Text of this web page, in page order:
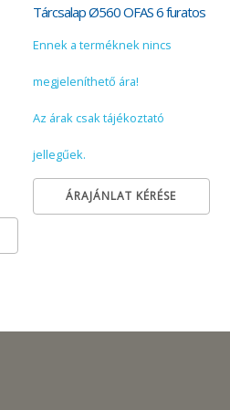
Tárcsalap Ø560 OFAS 6 furatos
Ennek a terméknek nincs
megjeleníthető ára!
Az árak csak tájékoztató
jellegűek.
ÁRAJÁNLAT KÉRÉSE